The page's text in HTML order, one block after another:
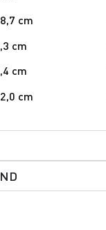
cm
cm
cm
cm